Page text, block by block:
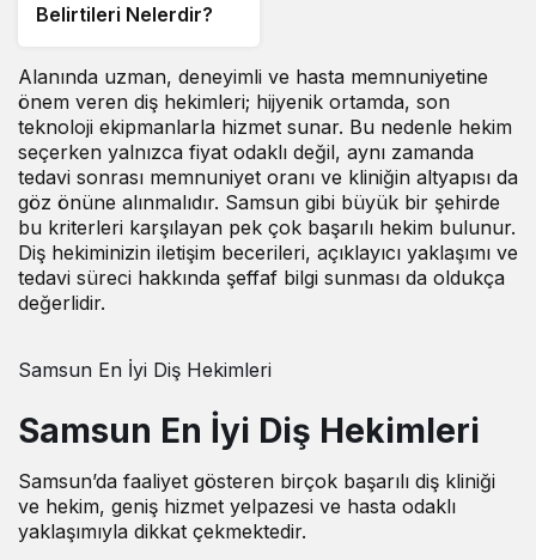
Belirtileri Nelerdir?
Alanında uzman, deneyimli ve hasta memnuniyetine
önem veren diş hekimleri; hijyenik ortamda, son
teknoloji ekipmanlarla hizmet sunar. Bu nedenle hekim
seçerken yalnızca fiyat odaklı değil, aynı zamanda
tedavi sonrası memnuniyet oranı ve kliniğin altyapısı da
göz önüne alınmalıdır. Samsun gibi büyük bir şehirde
bu kriterleri karşılayan pek çok başarılı hekim bulunur.
Diş hekiminizin iletişim becerileri, açıklayıcı yaklaşımı ve
tedavi süreci hakkında şeffaf bilgi sunması da oldukça
değerlidir.
Samsun En İyi Diş Hekimleri
Samsun En İyi Diş Hekimleri
Samsun’da faaliyet gösteren birçok başarılı diş kliniği
ve hekim, geniş hizmet yelpazesi ve hasta odaklı
yaklaşımıyla dikkat çekmektedir.